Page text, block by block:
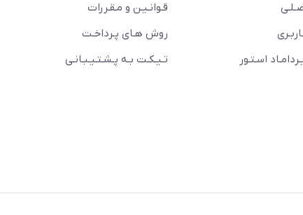
اسـتـور
قـوانـیـن و مـقـررات
روش هـای پـرداخـت
تـیـکـت بـه پـشـتـیـبـانـی